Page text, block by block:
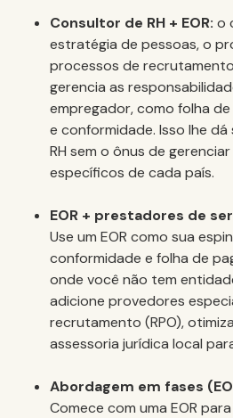
Consultor de RH + EOR: o
estratégia de pessoas, o
processos de
gerencia as
empregador, como folha
e conformidade. Isso lhe
RH sem o ônus de
específicos de cada país.
EOR + prestadores de
Use um EOR como sua
conformidade e folha de
onde você não tem
adicione provedores
recrutamento (RPO),
assessoria jurídica local
Abordagem em fases
Comece com uma EOR